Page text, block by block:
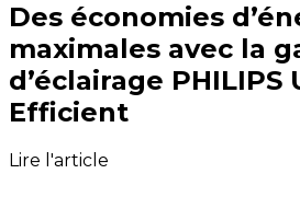
Des économies
maximales avec la
d’éclairage PHILIPS
Efficient
Lire l'article